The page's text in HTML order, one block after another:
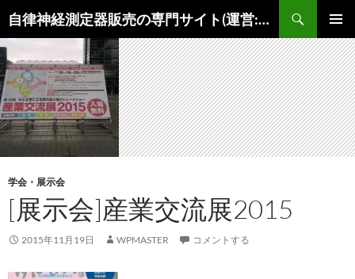
ン
テ
ン
ツ
へ
ス
キ
ッ
プ
自律神経測定器販売の専門サイト(運営:陽春堂)
検
索
メインメ
ニュー
学会・展示会
[展示会]産業交流展2015
2015年11月19日 WPMASTER コメントする